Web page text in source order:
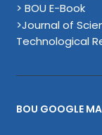
> BOU E-Book
>Journal of
Technological
BOU GOOGLE